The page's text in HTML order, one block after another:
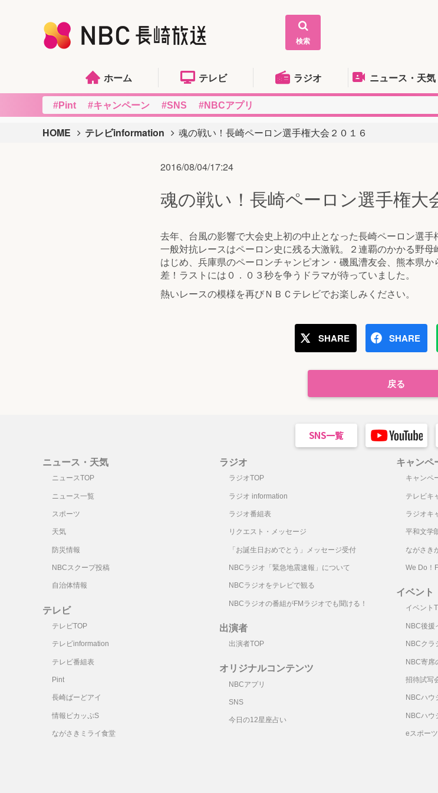
検索
ホーム テレビ ラジオ ニュース・天気
#Pint #キャンペーン #SNS #NBCアプリ
HOME テレビinformation 魂の戦い！長崎ペーロン選手権大会２０１６
2016/08/04/17:24
魂の戦い！長崎ペーロン選手権大
去年、台風の影響で大会史上初の中止となった長崎ペーロン選
一般対抗レースはペーロン史に残る大激戦。２連覇のかかる野
はじめ、兵庫県のペーロンチャンピオン・磯風漕友会、熊本県
差！ラストには０．０３秒を争うドラマが待っていました。
熱いレースの模様を再びＮＢＣテレビでお楽しみください。
SHARE SHARE
戻る
ニュース・天気
ニュースTOP
ニュース一覧
スポーツ
天気
防災情報
NBCスクープ投稿
自治体情報
テレビ
テレビTOP
テレビinformation
テレビ番組表
Pint
長崎ばーどアイ
情報ピカッぷS
ながさきミライ食堂
ラジオ
ラジオTOP
ラジオ information
ラジオ番組表
リクエスト・メッセージ
「お誕生日おめでとう」メッセージ受付
NBCラジオ「緊急地震速報」について
NBCラジオをテレビで観る
NBCラジオの番組がFMラジオでも聞ける！
出演者
出演者TOP
オリジナルコンテンツ
NBCアプリ
SNS
今日の12星座占い
キャンペ
キャンペ
テレビキ
ラジオキ
平和文学
ながさき
We Do！
イベント
イベント
NBC後援
NBCクラ
NBC寄席
招待試写
NBCハウ
NBCハウ
eスポーツ